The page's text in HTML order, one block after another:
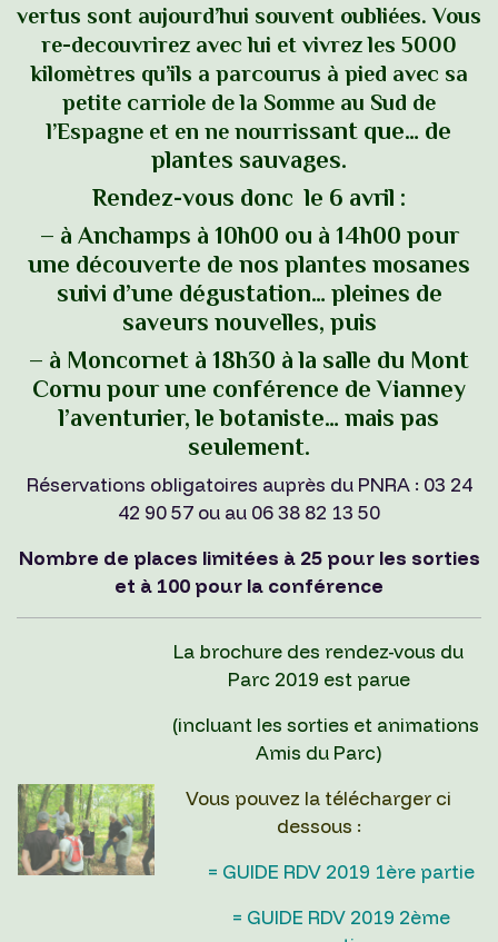
vertus sont aujourd’hui souvent oubliées. Vous
re-decouvrirez avec lui et vivrez les 5000
kilomètres qu’ils a parcourus à pied avec sa
petite carriole de la Somme au Sud de
l’Espagne et en ne nourrissant que… de
plantes sauvages.
Rendez-vous doncle 6 avril :
– à Anchamps à 10h00 ou à 14h00 pour
une découverte de nos plantes mosanes
suivi d’une dégustation… pleines de
saveurs nouvelles, puis
– à Moncornet à 18h30 à la salle du Mont
Cornu pour une conférence de Vianney
l’aventurier, le botaniste… mais pas
seulement.
Réservations obligatoires auprès du PNRA : 03 24
42 90 57 ou au 06 38 82 13 50
Nombre de places limitées à 25 pour les sorties
et à 100 pour la conférence
La brochure des rendez-vous du
Parc 2019 est parue
(incluant les sorties et animations
Amis du Parc)
Vous pouvez la télécharger ci
dessous :
= GUIDE RDV 2019 1ère partie
= GUIDE RDV 2019 2ème